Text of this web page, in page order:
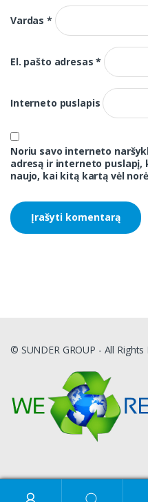
Vardas*
El. pašto adresas*
Interneto puslapis
Noriu savo interneto
adresą ir interneto
naujo, kai kitą kartą vėl
© SUNDER GROUP - All Rights
Ieškoti: